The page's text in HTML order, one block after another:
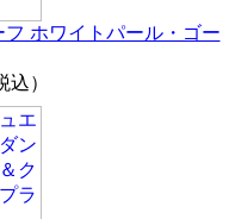
ホワイトパール・ゴー
込）